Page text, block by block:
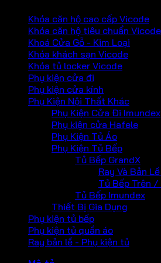
Khóa căn hộ cao cấp Vicode
Khóa căn hộ tiêu chuẩn Vicode
Khoá Cửa Gỗ - Kim Loại
Khóa khách sạn Vicode
Khóa tủ locker Vicode
Phụ kiện cửa đi
Phụ kiện cửa kính
Phụ Kiện Nội Thất Khác
Phụ Kiện Cửa Đi Imundex
Phụ kiện cửa Hafele
Phụ Kiện Tủ Áo
Phụ Kiện Tủ Bếp
Tủ Bếp GrandX
Ray Và Bản
Tủ Bếp Trên
Tủ Bếp Imundex
Thiết Bị Gia Dụng
Phụ kiện tủ bếp
Phụ kiện tủ quần áo
Ray bản lề - Phụ kiện tủ